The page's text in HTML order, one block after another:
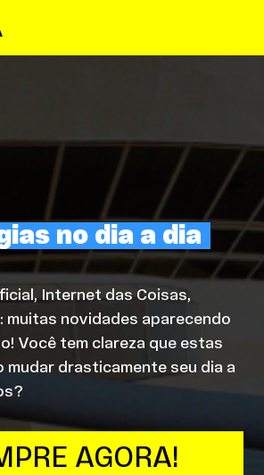
no dia a dia
Internet das Coisas,
muitas novidades aparecendo
Você tem clareza que estas
mudar drasticamente seu dia a
AGORA!